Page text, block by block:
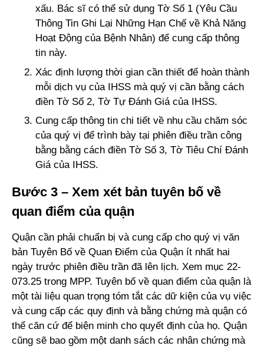
xấu. Bác sĩ có thể sử dụng Tờ Số 1 (Yêu Cầu
Thông Tin Ghi Lại Những Hạn Chế về Khả Năng
Hoạt Động của Bệnh Nhân) để cung cấp thông
tin này.
Xác định lượng thời gian cần thiết để hoàn thành
mỗi dịch vụ của IHSS mà quý vị cần bằng cách
điền Tờ Số 2, Tờ Tự Đánh Giá của IHSS.
Cung cấp thông tin chi tiết về nhu cầu chăm sóc
của quý vị để trình bày tại phiên điều trần công
bằng bằng cách điền Tờ Số 3, Tờ Tiêu Chí Đánh
Giá của IHSS.
Bước 3 – Xem xét bản tuyên bố về
quan điểm của quận
Quận cần phải chuẩn bị và cung cấp cho quý vị văn
bản Tuyên Bố về Quan Điểm của Quận ít nhất hai
ngày trước phiên điều trần đã lên lịch. Xem mục 22-
073.25 trong MPP. Tuyên bố về quan điểm của quận là
một tài liệu quan trọng tóm tắt các dữ kiện của vụ việc
và cung cấp các quy định và bằng chứng mà quận có
thể căn cứ để biện minh cho quyết định của họ. Quận
cũng sẽ bao gồm một danh sách các nhân chứng mà